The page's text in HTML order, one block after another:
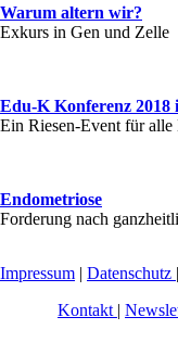
Warum altern wir?
Exkurs in Gen und Zelle
Edu-K Konferenz 2018
Ein Riesen-Event für
Endometriose
Forderung nach
Impressum | Datenschutz |
Kontakt |